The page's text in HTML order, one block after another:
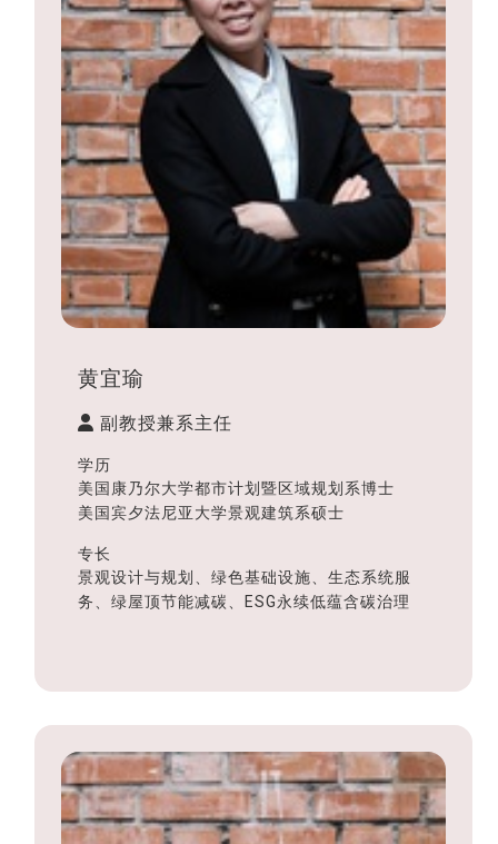
黄宜瑜
副教授兼系主任
学历
美国康乃尔大学都市计划暨区域规划系博士
美国宾夕法尼亚大学景观建筑系硕士
专长
景观设计与规划、绿色基础设施、生态系统服
务、绿屋顶节能减碳、ESG永续低蕴含碳治理